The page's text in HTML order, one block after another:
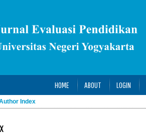
HOME ABOUT LOGIN
Index